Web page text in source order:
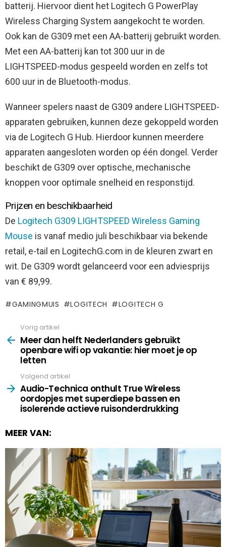
batterij. Hiervoor dient het Logitech G PowerPlay
Wireless Charging System aangekocht te worden.
Ook kan de G309 met een AA-batterij gebruikt worden.
Met een AA-batterij kan tot 300 uur in de
LIGHTSPEED-modus gespeeld worden en zelfs tot
600 uur in de Bluetooth-modus.
Wanneer spelers naast de G309 andere LIGHTSPEED-
apparaten gebruiken, kunnen deze gekoppeld worden
via de Logitech G Hub. Hierdoor kunnen meerdere
apparaten aangesloten worden op één dongel. Verder
beschikt de G309 over optische, mechanische
knoppen voor optimale snelheid en responstijd.
Prijzen en beschikbaarheid
De Logitech G309 LIGHTSPEED Wireless Gaming
Mouse is vanaf medio juli beschikbaar via bekende
retail, e-tail en LogitechG.com in de kleuren zwart en
wit. De G309 wordt gelanceerd voor een adviesprijs
van € 89,99.
GAMINGMUIS LOGITECH LOGITECH G
more
Vorig artikel
Meer dan helft Nederlanders gebruikt
openbare wifi op vakantie: hier moet je op
letten
Volgend artikel
Audio-Technica onthult True Wireless
oordopjes met superdiepe bassen en
isolerende actieve ruisonderdrukking
MEER VAN: